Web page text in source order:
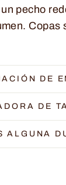
pecho
Copas
DE
DE
ALGUNA